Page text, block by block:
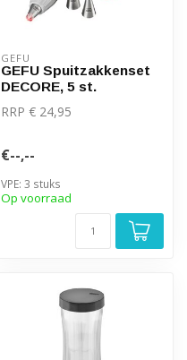
GEFU
GEFU Spuitzakkenset
DECORE, 5 st.
RRP € 24,95
€--,--
VPE: 3 stuks
Op voorraad